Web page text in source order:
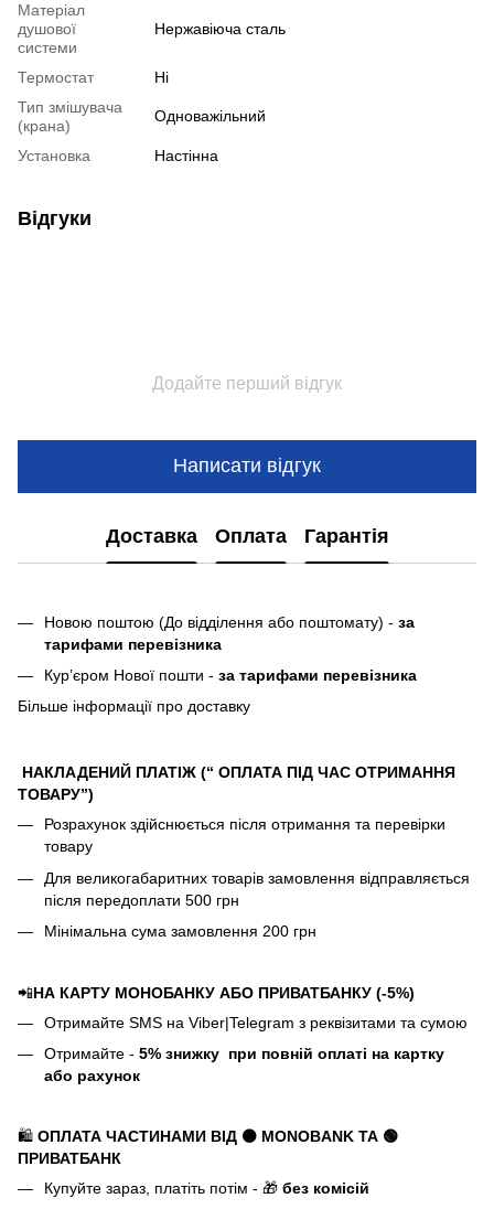
Матеріал
душової
системи
Нержавіюча сталь
Термостат
Ні
Тип змішувача
(крана)
Одноважільний
Установка Настінна
Відгуки
Додайте перший відгук
Написати відгук
Доставка Оплата Гарантія
Новою поштою (До відділення або поштомату) - за
тарифами перевізника
Кур’єром Нової пошти - за тарифами перевізника
Більше інформації про доставку
НАКЛАДЕНИЙ ПЛАТІЖ (“ ОПЛАТА ПІД ЧАС ОТРИМАННЯ
ТОВАРУ”)
Розрахунок здійснюється після отримання та перевірки
товару
Для великогабаритних товарів замовлення відправляється
після передоплати 500 грн
Мінімальна сума замовлення 200 грн
📲НА КАРТУ МОНОБАНКУ АБО ПРИВАТБАНКУ (-5%)
Отримайте SMS на Viber|Telegram з реквізитами та сумою
Отримайте - 5% знижку при повній оплаті на картку
або рахунок
🛍️ ОПЛАТА ЧАСТИНАМИ ВІД ⚫ MONOBANK ТА 🟢
ПРИВАТБАНК
Купуйте зараз, платіть потім - 🎁 без комісій